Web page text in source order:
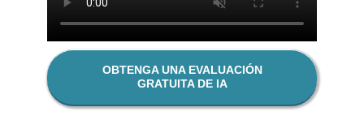
OBTENGA UNA EVALUACIÓN
GRATUITA DE IA